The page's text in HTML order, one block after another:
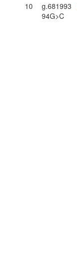
10
g.681993
94G>C